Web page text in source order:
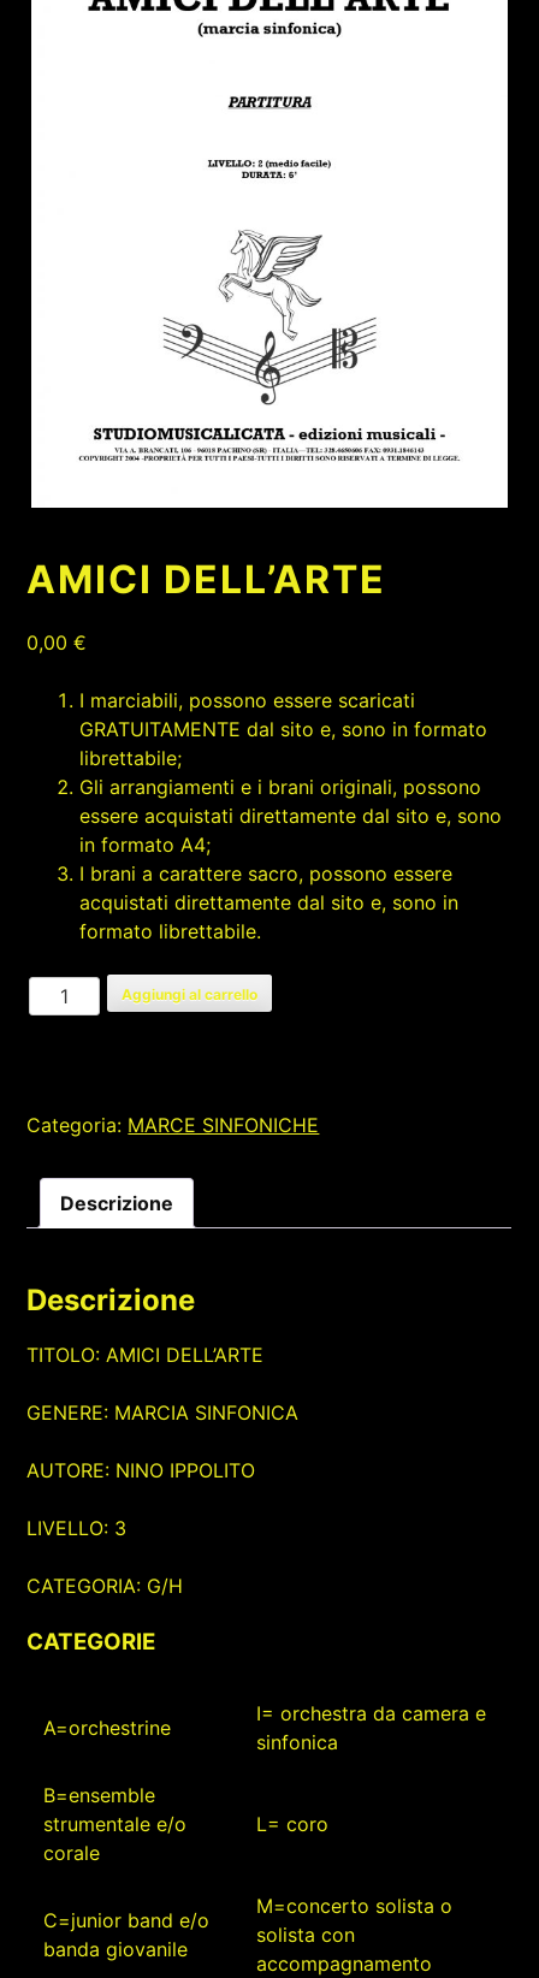
AMICI DELL’ARTE
0,00€
I marciabili, possono essere scaricati
GRATUITAMENTE dal sito e, sono in formato
librettabile;
Gli arrangiamenti e i brani originali, possono
essere acquistati direttamente dal sito e, sono
in formato A4;
I brani a carattere sacro, possono essere
acquistati direttamente dal sito e, sono in
formato librettabile.
AMICI
DELL'ARTE
Aggiungi al carrello
Categoria: MARCE SINFONICHE
Descrizione
Descrizione
TITOLO: AMICI DELL’ARTE
GENERE: MARCIA SINFONICA
AUTORE: NINO IPPOLITO
LIVELLO: 3
CATEGORIA: G/H
CATEGORIE
A=orchestrine
I= orchestra da camera e
sinfonica
B=ensemble
strumentale e/o
corale
L= coro
C=junior band e/o
banda giovanile
M=concerto solista o
solista con
accompagnamento